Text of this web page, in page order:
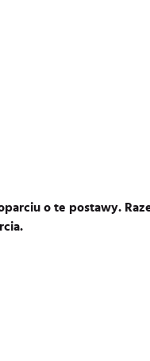
o te postawy.